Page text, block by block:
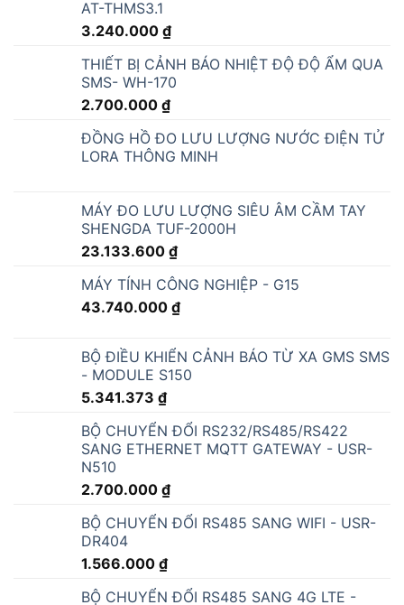
THIẾT BỊ CẢNH BÁO NHIỆT ĐỘ ĐỘ ẨM QUA
SMS- WH-170
2.700.000₫
ĐỒNG HỒ ĐO LƯU LƯỢNG NƯỚC ĐIỆN TỬ
LORA THÔNG MINH
MÁY ĐO LƯU LƯỢNG SIÊU ÂM CẦM TAY
23.133.600 ₫
MÁY TÍNH CÔNG NGHIỆP - G15
43.740.000₫
BỘ ĐIỀU KHIỂN CẢNH BÁO TỪ XA GMS SMS
5.341.373₫
BỘ CHUYỂN ĐỔI RS232/RS485/RS422
SANG ETHERNET MQTT GATEWAY - USR-
N510
2.700.000₫
BỘ CHUYỂN ĐỔI RS485 SANG WIFI - USR-
DR404
1.566.000₫
BỘ CHUYỂN ĐỔI RS485 SANG 4G LTE -
USR-DR504-G
2.160.000₫